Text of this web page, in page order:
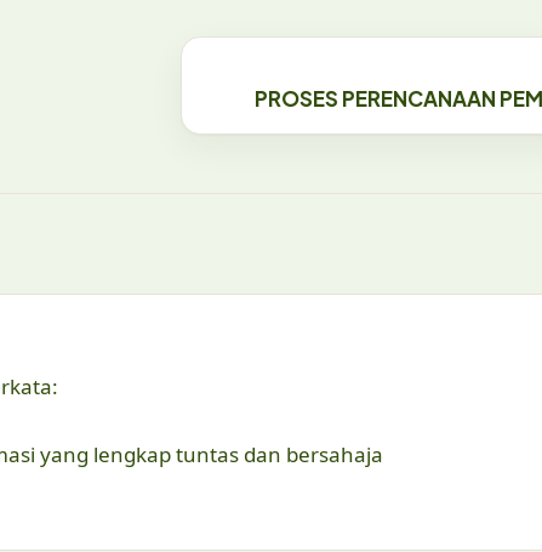
PROSES PERENCANAAN
yang lengkap tuntas dan bersahaja